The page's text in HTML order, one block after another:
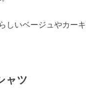
しいベージュやカー
ャツ